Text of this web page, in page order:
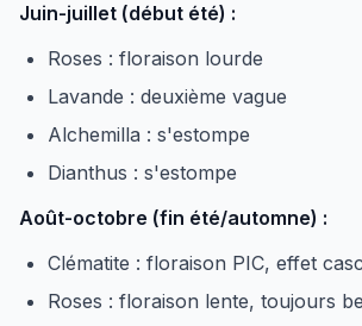
Juin-juillet (début été) :
Roses : floraison lourde
Lavande : deuxième vague
Alchemilla : s'estompe
Dianthus : s'estompe
Août-octobre (fin été/automne) :
Clématite : floraison PIC, effet
Roses : floraison lente, toujours